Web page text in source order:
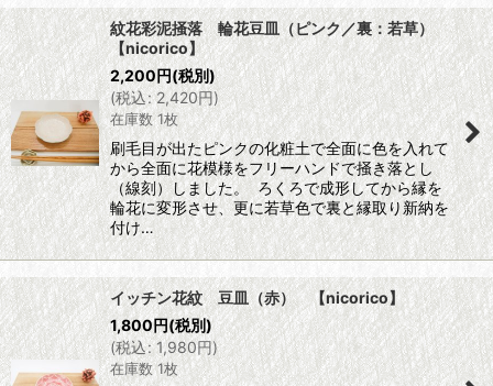
紋花彩泥掻落 輪花豆皿（ピンク／裏：若草）
【nicorico】
2,200円(税別)
(税込: 2,420円)
在庫数 1枚
刷毛目が出たピンクの化粧土で全面に色を入れて
から全面に花模様をフリーハンドで掻き落とし
（線刻）しました。 ろくろで成形してから縁を
輪花に変形させ、更に若草色で裏と縁取り新納を
付け…
イッチン花紋 豆皿（赤） 【nicorico】
1,800円(税別)
(税込: 1,980円)
在庫数 1枚